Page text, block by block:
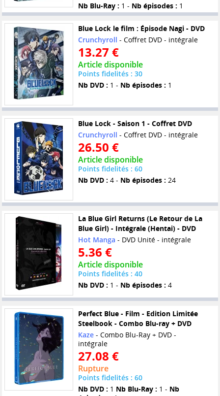
Nb Blu-Ray : 1 - Nb épisodes : 1
Blue Lock le film : Épisode Nagi - DVD
Crunchyroll - Coffret DVD - intégrale
13.27 €
Article disponible
Points fidelités : 30
Nb DVD : 1 - Nb épisodes : 1
Blue Lock - Saison 1 - Coffret DVD
Crunchyroll - Coffret DVD - intégrale
26.50 €
Article disponible
Points fidelités : 60
Nb DVD : 4 - Nb épisodes : 24
La Blue Girl Returns (Le Retour de La
Blue Girl) - Intégrale (Hentai) - DVD
Hot Manga - DVD Unité - intégrale
5.36 €
Article disponible
Points fidelités : 40
Nb DVD : 1 - Nb épisodes : 4
Perfect Blue - Film - Edition Limitée
Steelbook - Combo Blu-ray + DVD
Kaze- Combo Blu-Ray + DVD -
intégrale
27.08 €
Rupture
Points fidelités : 60
Nb DVD : 1 Nb Blu-Ray : 1 - Nb